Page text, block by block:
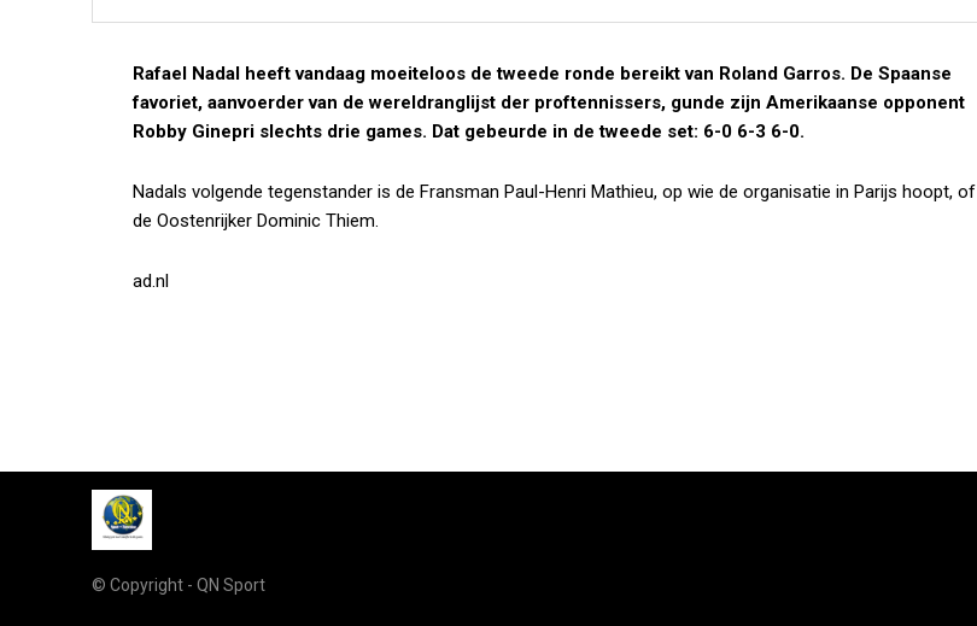
Rafael Nadal heeft vandaag moeiteloos de tweede ronde bereikt van Roland Garros. De Spaanse
favoriet, aanvoerder van de wereldranglijst der proftennissers, gunde zijn Amerikaanse opponent
Robby Ginepri slechts drie games. Dat gebeurde in de tweede set: 6-0 6-3 6-0.
Nadals volgende tegenstander is de Fransman Paul-Henri Mathieu, op wie de organisatie in Parijs hoopt, of
de Oostenrijker Dominic Thiem.
ad.nl
© Copyright - QN Sport